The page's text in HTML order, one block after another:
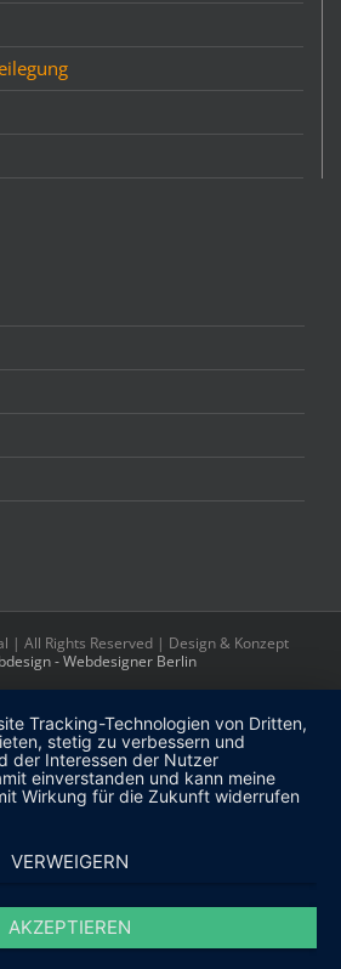
| All Rights Reserved | Design & Konzept
- Webdesigner Berlin
Tracking-Technologien von Dritten,
stetig zu verbessern und
der Interessen der Nutzer
einverstanden und kann meine
Wirkung für die Zukunft widerrufen
VERWEIGERN
AKZEPTIEREN